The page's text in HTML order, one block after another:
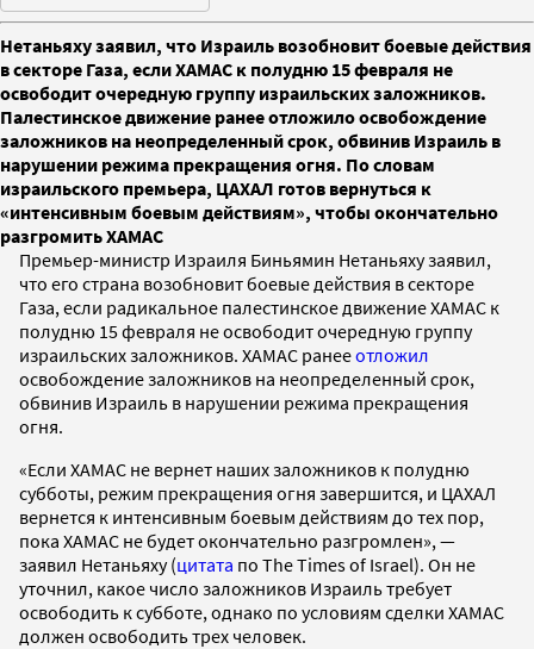
Нетаньяху заявил, что Израиль возобновит боевые действия
в секторе Газа, если ХАМАС к полудню 15 февраля не
освободит очередную группу израильских заложников.
Палестинское движение ранее отложило освобождение
заложников на неопределенный срок, обвинив Израиль в
нарушении режима прекращения огня. По словам
израильского премьера, ЦАХАЛ готов вернуться к
«интенсивным боевым действиям», чтобы окончательно
разгромить ХАМАС
Премьер-министр Израиля Биньямин Нетаньяху заявил,
что его страна возобновит боевые действия в секторе
Газа, если радикальное палестинское движение ХАМАС к
полудню 15 февраля не освободит очередную группу
израильских заложников. ХАМАС ранееотложил
освобождение заложников на неопределенный срок,
обвинив Израиль в нарушении режима прекращения
огня.
«Если ХАМАС не вернет наших заложников к полудню
субботы, режим прекращения огня завершится, и ЦАХАЛ
вернется к интенсивным боевым действиям до тех пор,
пока ХАМАС не будет окончательно разгромлен», —
заявил Нетаньяху (цитата по The Times of Israel). Он не
уточнил, какое число заложников Израиль требует
освободить к субботе, однако по условиям сделки ХАМАС
должен освободить трех человек.